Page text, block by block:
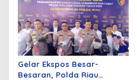
Gelar Ekspos Besar-
Besaran, Polda Riau